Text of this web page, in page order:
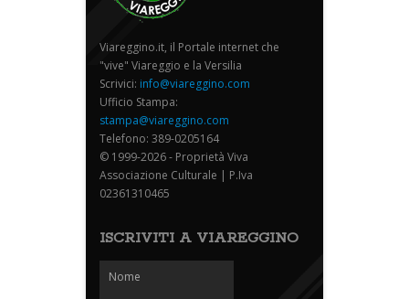
Viareggino.it, il Portale internet che
"vive" Viareggio e la Versilia
Scrivici: info@viareggino.com
Ufficio Stampa:
stampa@viareggino.com
Telefono: 389-0205164
© 1999-2026 - Proprietà Viva
Associazione Culturale | P.Iva
02361310465
ISCRIVITI A VIAREGGINO